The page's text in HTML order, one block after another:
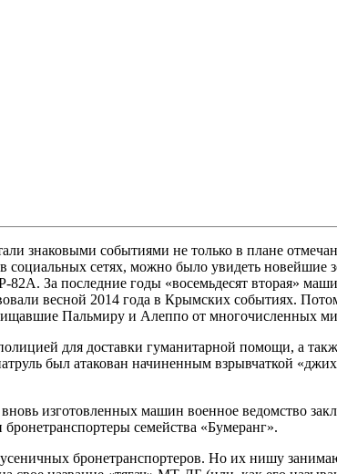
знаковыми событиями не только в плане
сетях, можно было увидеть
За последние годы «восемьдесят вторая»
весной 2014 года в Крымских событиях.
Пальмиру и Алеппо от многочисленных
для доставки гуманитарной помощи, а
был атакован начиненным взрывчаткой
изготовленных машин военное ведомство
семейства «Бумеранг».
бронетранспортеров. Но их нишу